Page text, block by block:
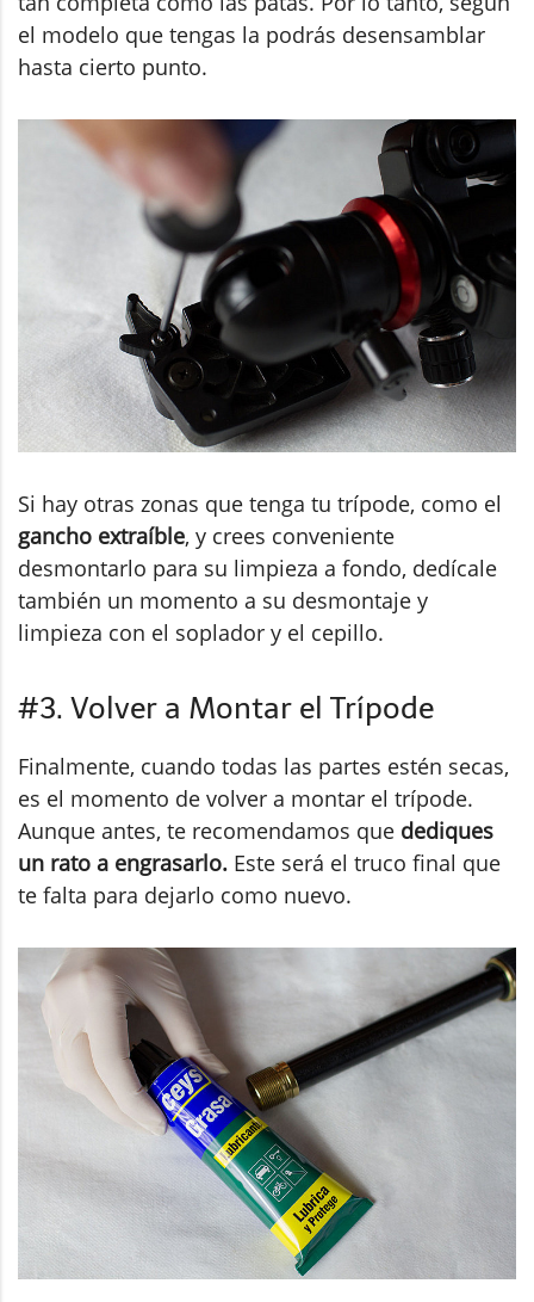
el modelo que tengas la podrás desensamblar
hasta cierto punto.
Si hay otras zonas que tenga tu trípode, como el
gancho extraíble, y crees conveniente
desmontarlo para su limpieza a fondo, dedícale
también un momento a su desmontaje y
limpieza con el soplador y el cepillo.
#3. Volver a Montar el Trípode
Finalmente, cuando todas las partes estén secas,
es el momento de volver a montar el trípode.
Aunque antes, te recomendamos que dediques
un rato a engrasarlo. Este será el truco final que
te falta para dejarlo como nuevo.